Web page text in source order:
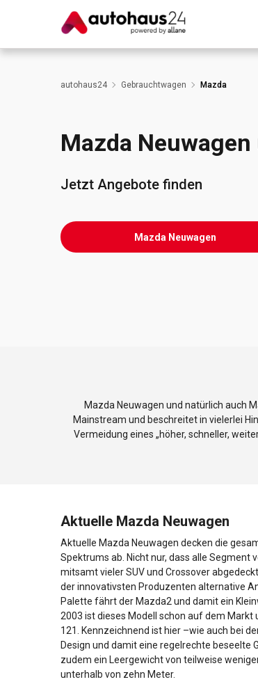
Wir bewerten dein AutoRund um die
autohaus24 Gebrauchtwagen Mazda
Mazda
Jetzt Angebote finden
Mazda Neuwagen
Mazda Neuwagen und natürlich auch
Mainstream und beschreitet in vielerlei
Vermeidung eines „höher, schneller,
Aktuelle Mazda Neuwagen
Aktuelle Mazda Neuwagen decken die
Spektrums ab. Nicht nur, dass alle Segment
mitsamt vieler SUV und Crossover
der innovativsten Produzenten alternative
Palette fährt der Mazda2 und damit ein
2003 ist dieses Modell schon auf dem Markt
121. Kennzeichnend ist hier –wie auch bei
Design und damit eine regelrechte beseelte
zudem ein Leergewicht von teilweise
unterhalb von zehn Meter.